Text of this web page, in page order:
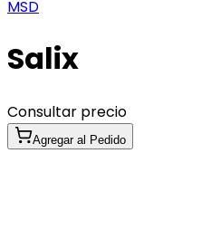
MSD
Salix
Consultar precio
Agregar al Pedido